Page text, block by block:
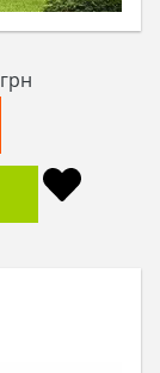
грн